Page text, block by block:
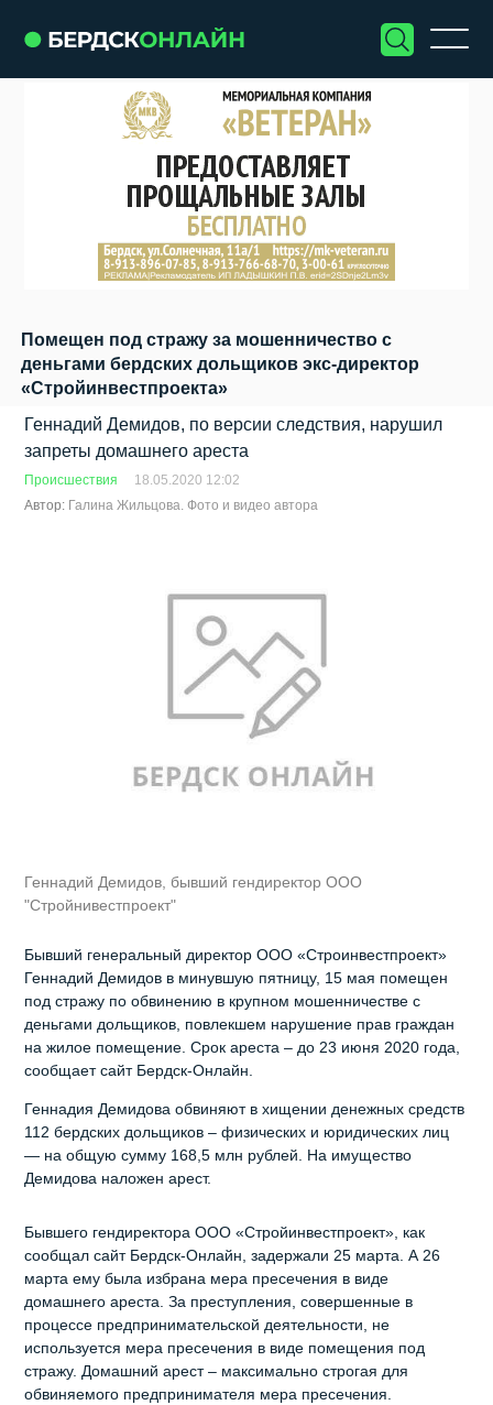
Помещен под стражу за мошенничество с
деньгами бердских дольщиков экс-директор
«Стройинвестпроекта»
Геннадий Демидов, по версии следствия, нарушил
запреты домашнего ареста
Происшествия
18.05.2020 12:02
Автор: Галина Жильцова. Фото и видео автора
Геннадий Демидов, бывший гендиректор ООО
"Стройнивестпроект"
Бывший генеральный директор ООО «Строинвестпроект»
Геннадий Демидов в минувшую пятницу, 15 мая помещен
под стражу по обвинению в крупном мошенничестве с
деньгами дольщиков, повлекшем нарушение прав граждан
на жилое помещение. Срок ареста – до 23 июня 2020 года,
сообщает сайт Бердск-Онлайн.
Геннадия Демидова обвиняют в хищении денежных средств
112 бердских дольщиков – физических и юридических лиц
— на общую сумму 168,5 млн рублей. На имущество
Демидова наложен арест.
Бывшего гендиректора ООО «Стройинвестпроект», как
сообщал сайт Бердск-Онлайн, задержали 25 марта. А 26
марта ему была избрана мера пресечения в виде
домашнего ареста. За преступления, совершенные в
процессе предпринимательской деятельности, не
используется мера пресечения в виде помещения под
стражу. Домашний арест – максимально строгая для
обвиняемого предпринимателя мера пресечения.